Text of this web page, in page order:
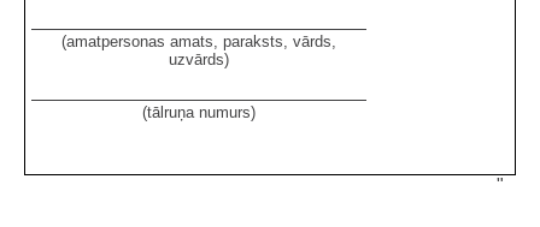
(amatpersonas amats, paraksts, vārds,
uzvārds)
(tālruņa numurs)
"